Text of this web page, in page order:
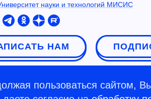
науки и технологий МИСИС
НАМ
пользоваться сайтом,